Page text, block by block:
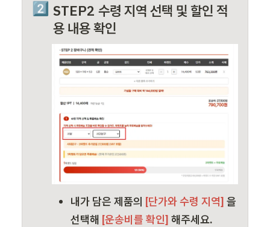
2️⃣ STEP2 수령 지역 선택 및 할인 적
용 내용 확인
내가 담은 제품의 [단가와 수령 지역] 을
선택해 [운송비를 확인] 해주세요.